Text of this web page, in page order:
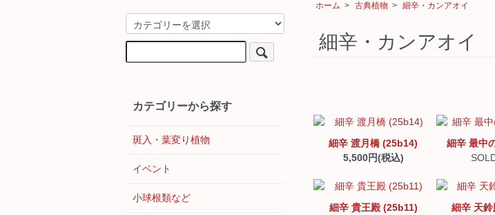
ホーム > 古典植物 > 細辛・カンアオイ
細辛・カンアオイ
細辛 渡月橋 (25b14)
5,500円(税込)
細辛 最中
細辛 貴王殿 (25b11)
細辛 天
カテゴリーから探す
斑入・葉変り植物
イベント
小球根類など